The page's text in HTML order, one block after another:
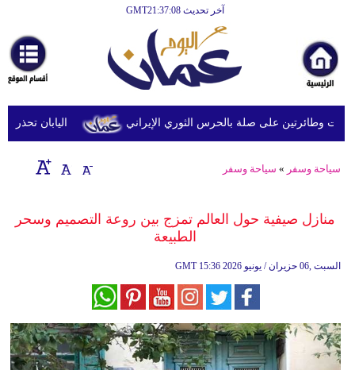
آخر تحديث GMT21:37:08
أخبارعاجلة
رياضة
ثقافة
إقتصاد
وموسيقى
سياحة
وسفر
اليابان تحذر من على صلة بالحرس الثوري الإيراني
سياحة وسفر » سياحة وسفر
منازل صيفية حول العالم تمزج بين روعة التصميم وسحر
الطبيعة
GMT 15:36 2026 السبت ,06 حزيران / يونيو